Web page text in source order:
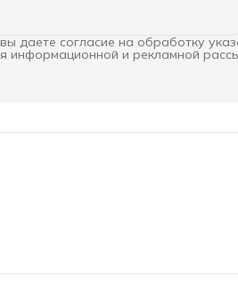
даете согласие на обработку
информационной и рекламной